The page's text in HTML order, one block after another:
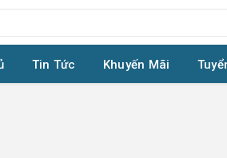
Tin Tức Khuyến Mãi